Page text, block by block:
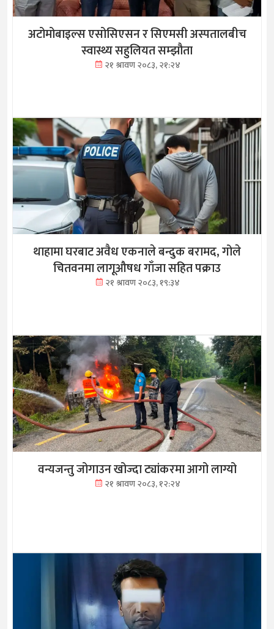
अटोमोबाइल्स एसोसिएसन र सिएमसी अस्पतालबीच
स्वास्थ्य सहुलियत सम्झौता
२१ श्रावण २०८३, २१:२४
थाहामा घरबाट अवैध एकनाले बन्दुक बरामद, गोले
चितवनमा लागूऔषध गाँजा सहित पक्राउ
२१ श्रावण २०८३, १९:३४
वन्यजन्तु जोगाउन खोज्दा ट्यांकरमा आगो लाग्यो
२१ श्रावण २०८३, १२:२४